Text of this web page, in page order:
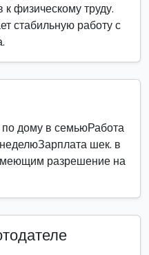
физическому труду.
стабильную работу с
дому в семьюРабота
шек. в
разрешение на